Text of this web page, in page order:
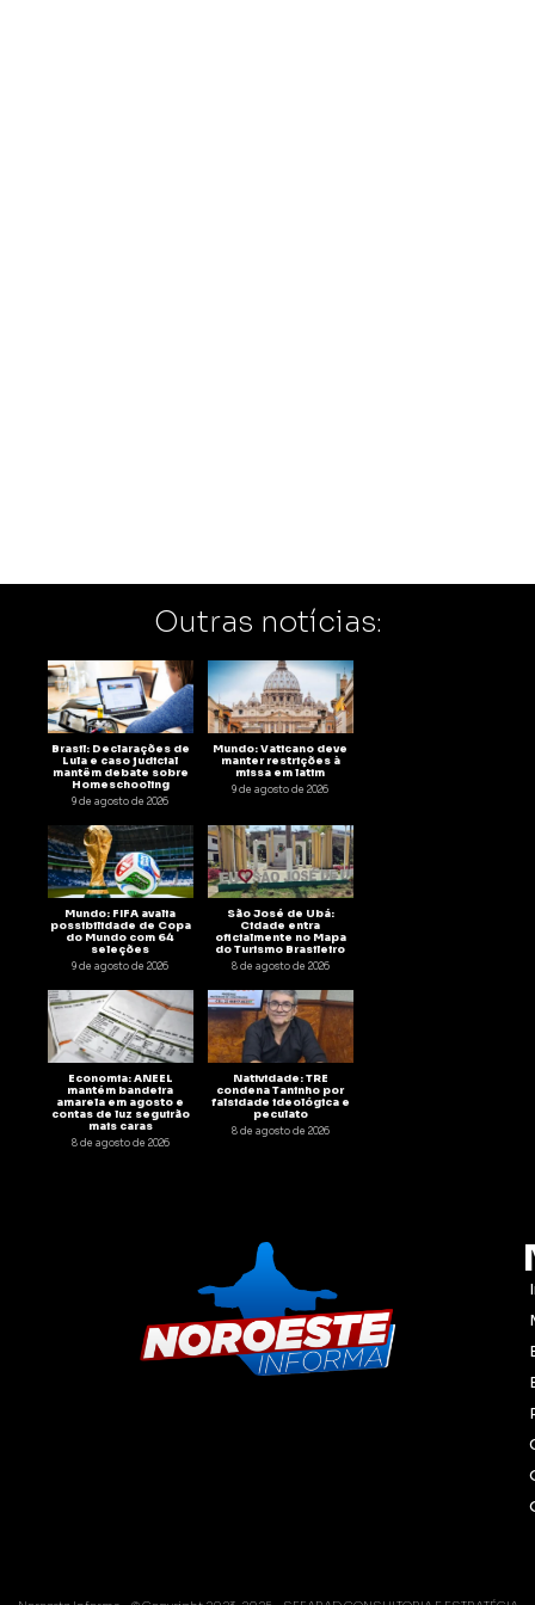
Outras notícias:
Brasil: Declarações de
Lula e caso judicial
mantêm debate sobre
Homeschooling
9 de agosto de 2026
Mundo: Vaticano deve
manter restrições à
missa em latim
9 de agosto de 2026
Mundo: FIFA avalia
possibilidade de Copa
do Mundo com 64
seleções
9 de agosto de 2026
São José de Ubá:
Cidade entra
oficialmente no Mapa
do Turismo Brasileiro
8 de agosto de 2026
Economia: ANEEL
mantém bandeira
amarela em agosto e
contas de luz seguirão
mais caras
8 de agosto de 2026
Natividade: TRE
condena Taninho por
falsidade ideológica e
peculato
8 de agosto de 2026